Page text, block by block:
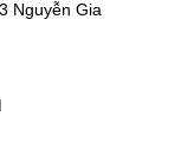
Nguyễn Gia